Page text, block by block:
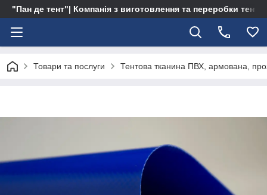
"Пан де тент"| Компанія з виготовлення та переробки тентів
Товари та послуги Тентова тканина ПВХ, армована,